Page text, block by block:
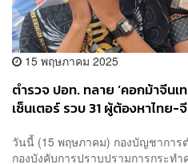
15 พฤษภาคม 2025
ตำรวจ ปอท. ทลาย ‘คอกม้าจีนเ
เซ็นเตอร์ รวบ 31 ผู้ต้องหาไทย
วันนี้ (15 พฤษภาคม) กองบัญชาการ
กองบังคับการปราบปรามการกระท